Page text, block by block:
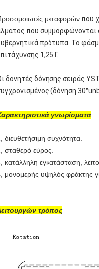
μεταφορών που
που συμμορφώνονται
πρότυπα. Το
1,25 Γ.
δονητές δόνησης σειράς
(δόνηση
γνωρίσματα
διευθετήσιμη συχνότητα.
σταθερό εύρος.
κατάλληλη εγκατάσταση,
μονομερής υψηλός φράκτης
τρόπος